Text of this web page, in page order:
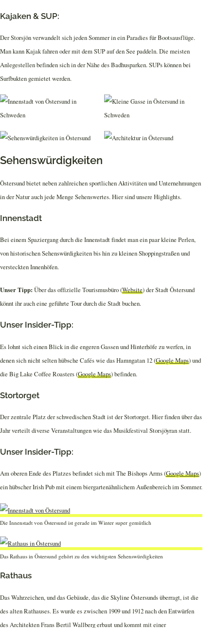
Kajaken & SUP:
Der Storsjön verwandelt sich jeden Sommer in ein Paradies für Bootsausflüge.
Man kann Kajak fahren oder mit dem SUP auf den See paddeln. Die meisten
Anlegestellen befinden sich in der Nähe des Badhusparken. SUPs können bei
Surfbukten gemietet werden.
Sehenswürdigkeiten
Östersund bietet neben zahlreichen sportlichen Aktivitäten und Unternehmungen
in der Natur auch jede Menge Sehenswertes. Hier sind unsere Highlights.
Innenstadt
Bei einem Spaziergang durch die Innenstadt findet man ein paar kleine Perlen,
von historischen Sehenswürdigkeiten bis hin zu kleinen Shoppingstraßen und
versteckten Innenhöfen.
Unser Tipp: Über das offizielle Tourismusbüro (Website) der Stadt Östersund
könnt ihr auch eine geführte Tour durch die Stadt buchen.
Unser Insider-Tipp:
Es lohnt sich einen Blick in die engeren Gassen und Hinterhöfe zu werfen, in
denen sich nicht selten hübsche Cafés wie das Hamngatan 12 (Google Maps) und
die Big Lake Coffee Roasters (Google Maps) befinden.
Stortorget
Der zentrale Platz der schwedischen Stadt ist der Stortorget. Hier finden über das
Jahr verteilt diverse Veranstaltungen wie das Musikfestival Storsjöyran statt.
Unser Insider-Tipp:
Am oberen Ende des Platzes befindet sich mit The Bishops Arms (Google Maps)
ein hübscher Irish Pub mit einem biergartenähnlichem Außenbereich im Sommer.
Die Innenstadt von Östersund ist gerade im Winter super gemütlich
Das Rathaus in Östersund gehört zu den wichtigsten Sehenswürdigkeiten
Rathaus
Das Wahrzeichen, und das Gebäude, das die Skyline Östersunds überragt, ist die
des alten Rathauses. Es wurde es zwischen 1909 und 1912 nach den Entwürfen
des Architekten Frans Bertil Wallberg erbaut und kommt mit einer